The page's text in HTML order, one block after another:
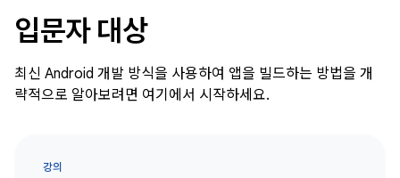
입문자 대상
최신 Android 개발 방식을 사용하여 앱을 빌드하는 방법을 개
략적으로 알아보려면 여기에서 시작하세요.
강의